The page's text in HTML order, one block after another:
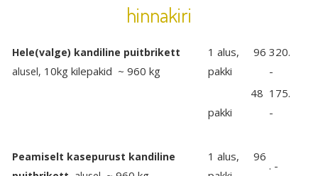
hinnakiri
Hele(valge) kandiline puitbrikett
alusel, 10kg kilepakid ~ 960 kg
1 alus, 96
pakki
320.
-
48
pakki
175.
-
Peamiselt kasepurust kandiline
1 alus, 96
. -